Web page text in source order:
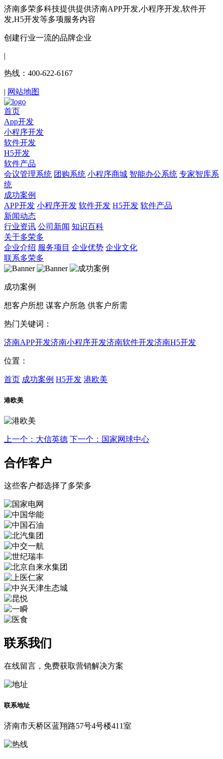
济南多荣多科技提供提供济南APP开发,小程序开发,软件开
发,H5开发等多项服务内容
创建行业一流的品牌企业
|
热线：400-622-6167
| 网站地图
首页
App开发
小程序开发
软件开发
H5开发
软件产品
会议管理系统 团购系统 小程序商城 智能办公系统 专家智库系
统
成功案例
APP开发 小程序开发 软件开发 H5开发 软件产品
新闻动态
行业资讯 公司新闻 知识百科
关于多荣多
企业介绍 服务项目 企业优势 企业文化
联系多荣多
成功案例
想客户所想 谋客户所急 供客户所需
热门关键词：
济南APP开发济南小程序开发济南软件开发济南H5开发
位置：
首页 成功案例 H5开发 港欧美
港欧美
上一个：大信英德 下一个：国家网球中心
合作客户
这些客户都选择了多荣多
联系我们
在线留言，免费获取营销解决方案
联系地址
济南市天桥区蓝翔路57号4号楼411室